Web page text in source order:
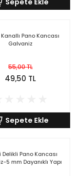
Sepete Ekle
Pano Kancası
Galvaniz
55,00 TL
49,50 TL
Sepete Ekle
Delikli Pano Kancası
5 mm Dayanıklı Yapı